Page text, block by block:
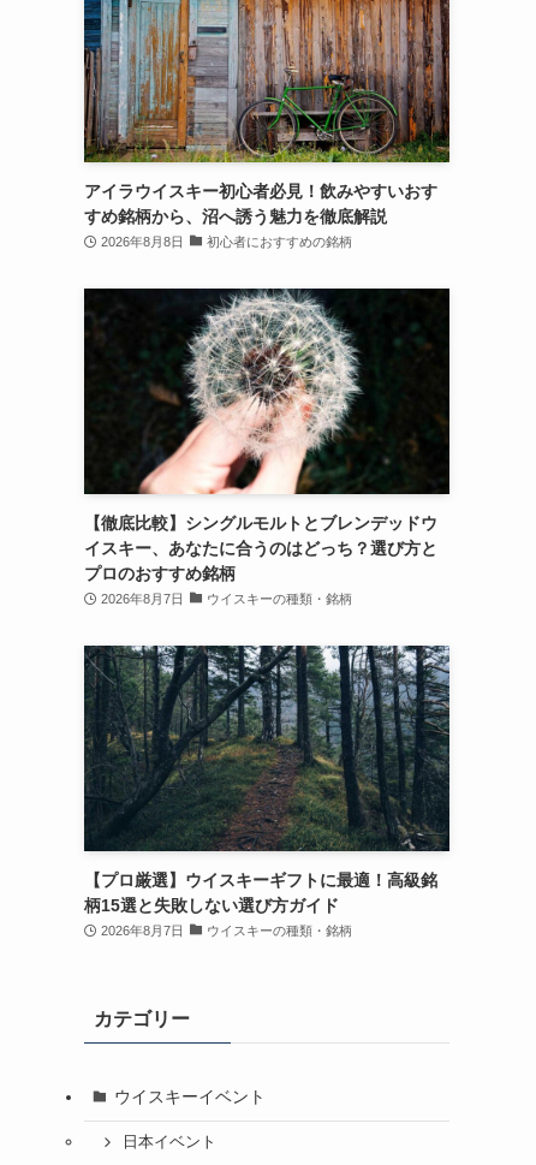
アイラウイスキー初心者必見！飲みやすいおす
すめ銘柄から、沼へ誘う魅力を徹底解説
2026年8月8日 初心者におすすめの銘柄
【徹底比較】シングルモルトとブレンデッドウ
イスキー、あなたに合うのはどっち？選び方と
プロのおすすめ銘柄
2026年8月7日 ウイスキーの種類・銘柄
【プロ厳選】ウイスキーギフトに最適！高級銘
柄15選と失敗しない選び方ガイド
2026年8月7日 ウイスキーの種類・銘柄
カテゴリー
ウイスキーイベント
日本イベント